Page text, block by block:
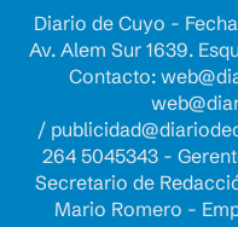
Diario de Cuyo -
Av. Alem Sur 1639.
Contacto:
/
264 5045343 -
Secretario de
Mario Romero -